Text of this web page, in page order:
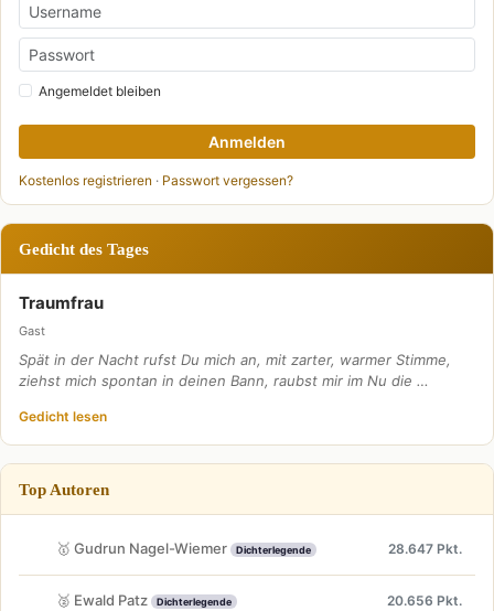
Angemeldet bleiben
Anmelden
Kostenlos registrieren · Passwort vergessen?
Gedicht des Tages
Traumfrau
Gast
Spät in der Nacht rufst Du mich an, mit zarter, warmer Stimme,
ziehst mich spontan in deinen Bann, raubst mir im Nu die …
Gedicht lesen
Top Autoren
🥇 Gudrun Nagel-Wiemer Dichterlegende 28.647 Pkt.
🥈 Ewald Patz Dichterlegende 20.656 Pkt.